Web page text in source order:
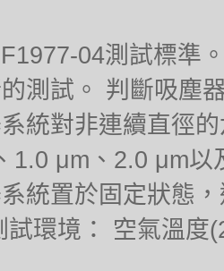
04測試標準
測試。 判斷吸塵
統對非連續直徑
1.0 μm、2.0 μm
統置於固定狀態
試環境： 空氣溫度